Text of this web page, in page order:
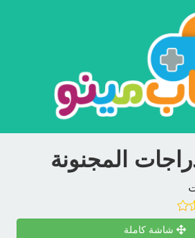
المجنونة
شاشة كاملة